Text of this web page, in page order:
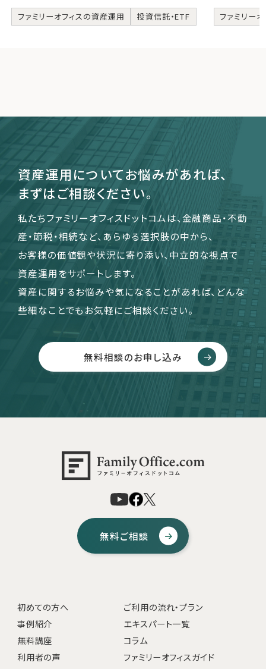
ファミリーオフィスの資産運用 投資信託・ETF ファミリー
資産運用についてお悩みがあれば、
まずはご相談ください。
私たちファミリーオフィスドットコムは、金融商品・不動
産・節税・相続など、あらゆる選択肢の中から、
お客様の価値観や状況に寄り添い、中立的な視点で
資産運用をサポートします。
資産に関するお悩みや気になることがあれば、どんな
些細なことでもお気軽にご相談ください。
無料相談のお申し込み
無料ご相談
初めての方へ
ご利用の流れ・プラン
事例紹介
エキスパート一覧
無料講座
コラム
利用者の声
ファミリーオフィスガイド